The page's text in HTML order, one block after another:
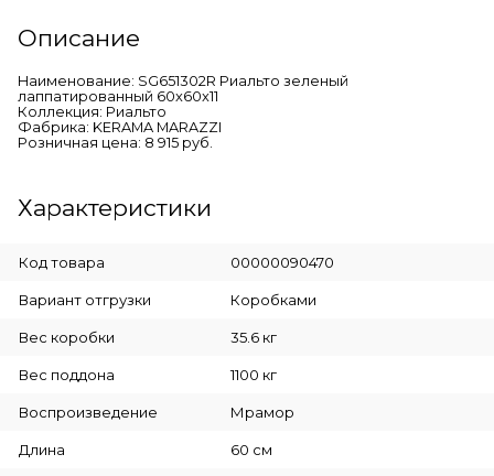
Описание
Наименование: SG651302R Риальто зеленый
лаппатированный 60x60x11
Коллекция: Риальто
Фабрика: KERAMA MARAZZI
Розничная цена: 8 915 руб.
Характеристики
Код товара 00000090470
Вариант отгрузки Коробками
Вес коробки 35.6 кг
Вес поддона 1100 кг
Воспроизведение Мрамор
Длина 60 см